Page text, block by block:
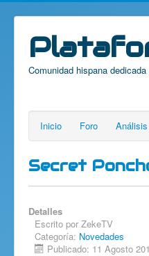
Comunidad hispana
Inicio Foro Análisis
Secret
Detalles
Escrito por ZekeTV
Categoría: Novedades
Publicado: 11 Agosto